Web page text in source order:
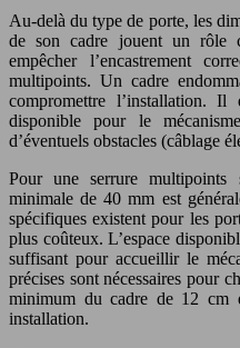
Au-delà du type de porte, les
de son cadre jouent un rôle
empêcher l’encastrement
multipoints. Un cadre
compromettre l’installation. Il
disponible pour le
d’éventuels obstacles (câblage
Pour une serrure multipoints
minimale de 40 mm est
spécifiques existent pour les
plus coûteux. L’espace
suffisant pour accueillir le
précises sont nécessaires pour
minimum du cadre de 12 cm
installation.